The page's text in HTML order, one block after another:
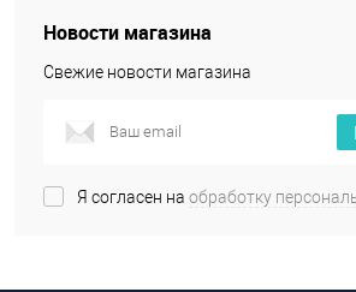
Новости магазина
Свежие новости магазина
Я согласен на обработку